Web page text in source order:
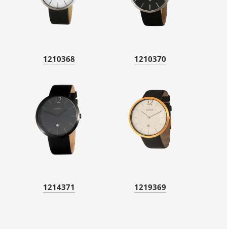
1210368 1210370
1214371 1219369